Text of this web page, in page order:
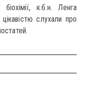
біохімії, к.б.н. Ленга
слухали про